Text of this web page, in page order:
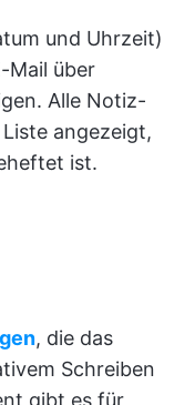
und Uhrzeit)
Mail über
Alle Notiz-
angezeigt,
ist.
, die das
Schreiben
gibt es für